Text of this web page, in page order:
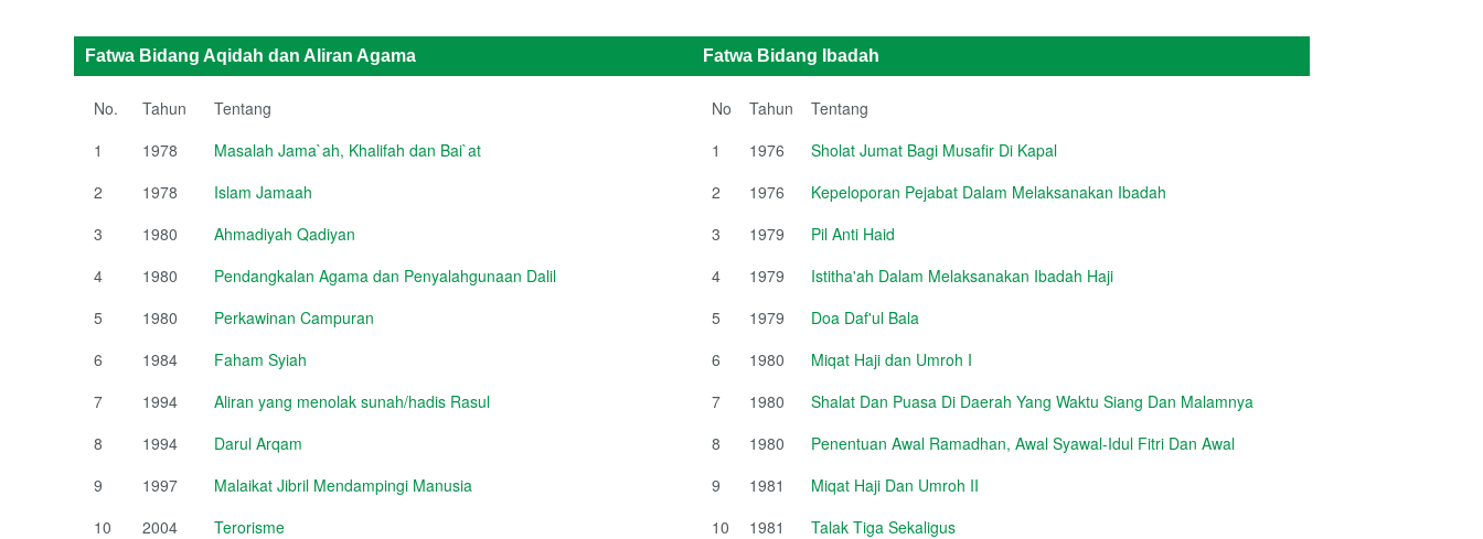
Fatwa Bidang Aqidah dan Aliran Agama Fatwa Bidang Ibadah
No. Tahun
Tentang
1
1978
Masalah Jama`ah, Khalifah dan Bai`at
2
1978
Islam Jamaah
3
1980
Ahmadiyah Qadiyan
4
1980
Pendangkalan Agama dan Penyalahgunaan Dalil
5
1980
Perkawinan Campuran
6
1984
Faham Syiah
7
1994
Aliran yang menolak sunah/hadis Rasul
8
1994
Darul Arqam
9
1997
Malaikat Jibril Mendampingi Manusia
10
2004
Terorisme
No Tahun
Tentang
1
1976
Sholat Jumat Bagi Musafir Di Kapal
2
1976
Kepeloporan Pejabat Dalam Melaksanakan Ibadah
3
1979
Pil Anti Haid
4
1979
Istitha'ah Dalam Melaksanakan Ibadah Haji
5
1979
Doa Daf'ul Bala
6
1980
Miqat Haji dan Umroh I
7
1980
Shalat Dan Puasa Di Daerah Yang Waktu Siang Dan Malamnya
8
1980
Penentuan Awal Ramadhan, Awal Syawal-Idul Fitri Dan Awal
9
1981
Miqat Haji Dan Umroh II
10
1981
Talak Tiga Sekaligus